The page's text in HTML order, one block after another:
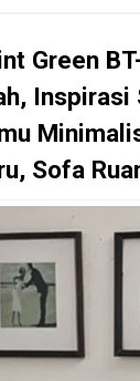
Green
Inspirasi
Sofa